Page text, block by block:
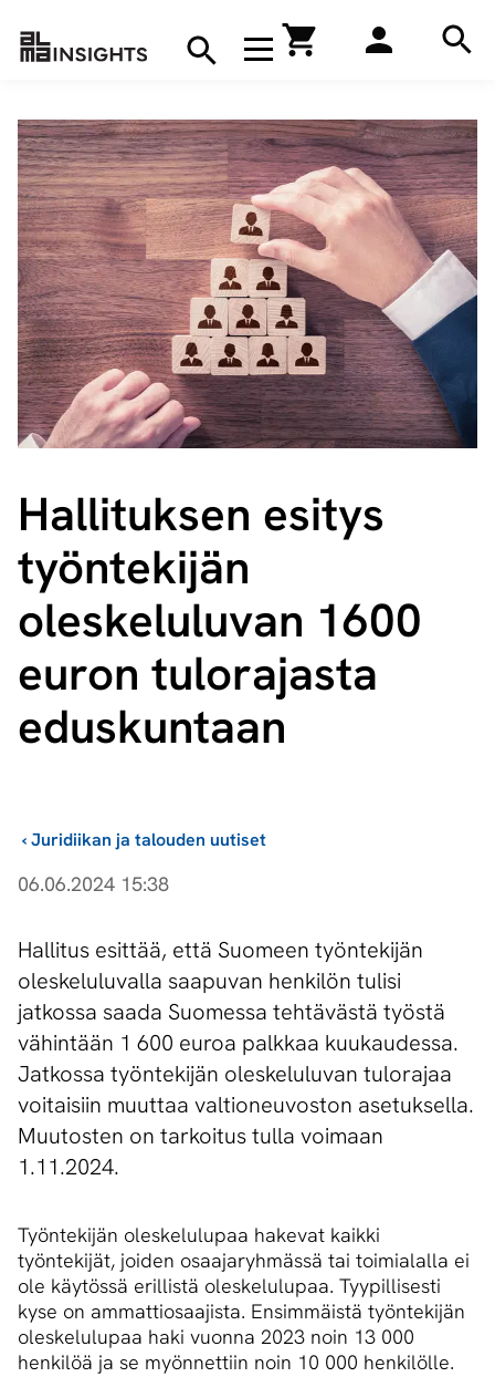
Avaa navigaatio
Hae
Hallituksen esitys
työntekijän
oleskeluluvan 1600
euron tulorajasta
eduskuntaan
Juridiikan ja talouden uutiset
›
06.06.2024 15:38
Hallitus esittää, että Suomeen työntekijän
oleskeluluvalla saapuvan henkilön tulisi
jatkossa saada Suomessa tehtävästä työstä
vähintään 1 600 euroa palkkaa kuukaudessa.
Jatkossa työntekijän oleskeluluvan tulorajaa
voitaisiin muuttaa valtioneuvoston asetuksella.
Muutosten on tarkoitus tulla voimaan
1.11.2024.
Työntekijän oleskelulupaa hakevat kaikki
työntekijät, joiden osaajaryhmässä tai toimialalla ei
ole käytössä erillistä oleskelulupaa. Tyypillisesti
kyse on ammattiosaajista. Ensimmäistä työntekijän
oleskelulupaa haki vuonna 2023 noin 13 000
henkilöä ja se myönnettiin noin 10 000 henkilölle.